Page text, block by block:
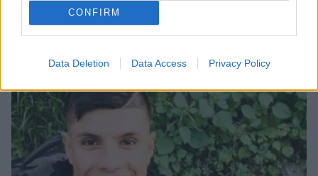
CONFIRM
Data Deletion Data Access Privacy Policy
Τι έγραφαν οι ξένοι ανταποκριτές σε
τηλεγραφήματά τους από τη Μικρά Ασία το 1921